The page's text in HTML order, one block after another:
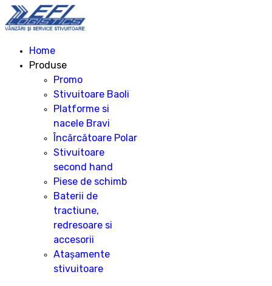
Home
Produse
Promo
Stivuitoare Baoli
Platforme si
nacele Bravi
Încărcătoare Polar
Stivuitoare
second hand
Piese de schimb
Baterii de
tractiune,
redresoare si
accesorii
Atașamente
stivuitoare